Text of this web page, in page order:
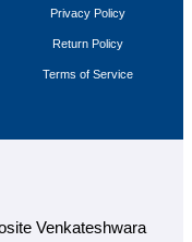
Privacy Policy
Return Policy
Terms of Service
Venkateshwara